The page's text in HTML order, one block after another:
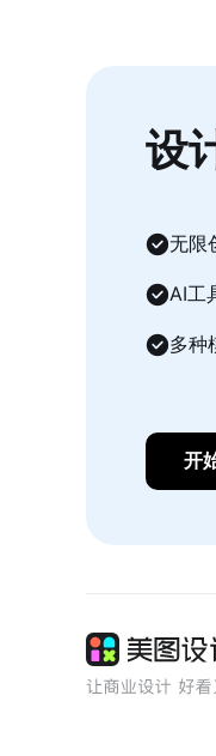
设
无限
AI工
多种
开